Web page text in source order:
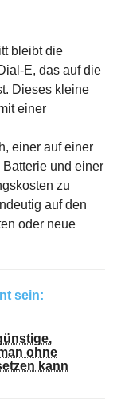
bleibt die
E, das auf die
Dieses kleine
einer
einer auf einer
und einer
zu
auf den
oder neue
sein:
ohne
kann